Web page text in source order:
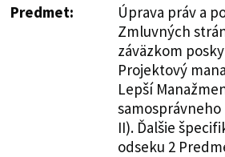
Predmet:
Úprava práv a
Zmluvných
záväzkom
Projektový
Lepší
samosprávneho
II). Ďalšie
odseku 2